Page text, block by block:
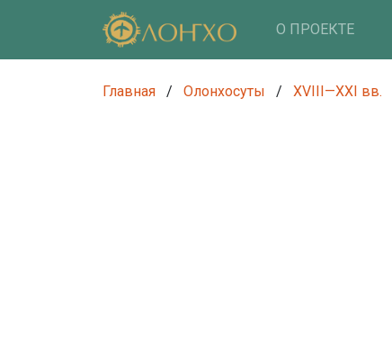
О ПРОЕКТЕ
Главная / Олонхосуты / XVIII—XXI вв.